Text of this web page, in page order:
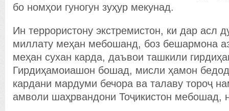
бо номҳои гуногун зуҳур мекунад.
Ин террористону экстремистон, ки дар асл
миллату меҳан мебошанд, боз бешармона
меҳан сухан карда, даъвои ташкили
Гирдиҳамоиашон бошад, мисли ҳамон
кардани мардуми бечора ва талаву тороҷ
амволи шаҳрвандони Тоҷикистон мебошад,